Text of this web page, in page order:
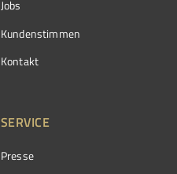
Jobs
Kundenstimmen
Kontakt
SERVICE
Presse